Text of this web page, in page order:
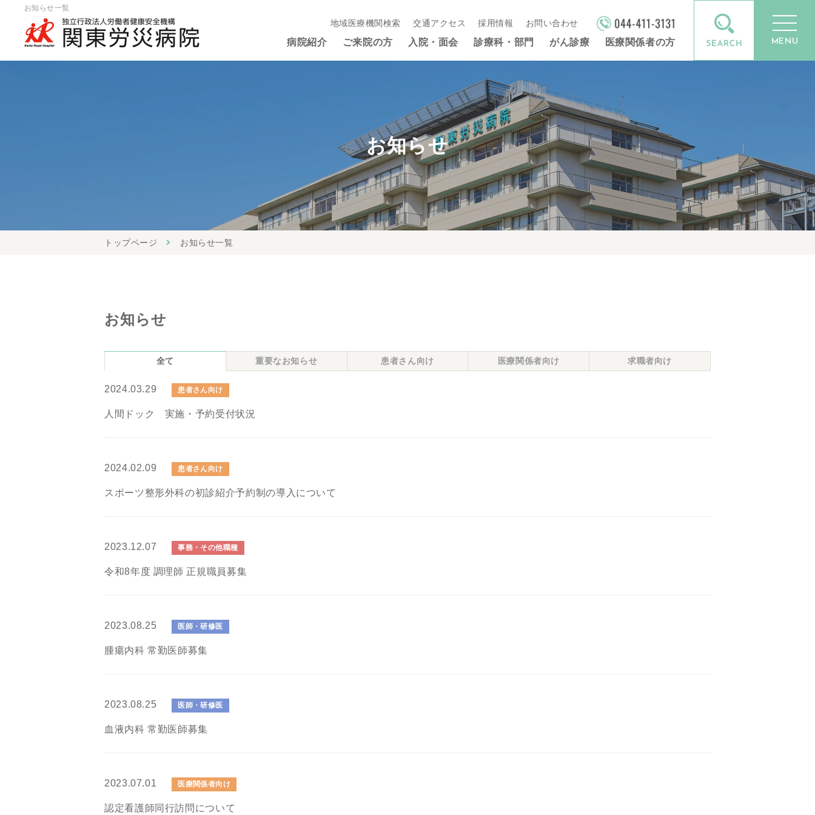
お知らせ一覧
地域医療機関検索 交通アクセス 採用情報 お問い合わせ
病院紹介 ご来院の方 入院・面会 診療科・部門 がん診療 医療関係者の方 MENU
お知らせ
トップページ お知らせ一覧
お知らせ
全て 重要なお知らせ 患者さん向け 医療関係者向け 求職者向け
2024.03.29 患者さん向け
人間ドック 実施・予約受付状況
2024.02.09 患者さん向け
スポーツ整形外科の初診紹介予約制の導入について
2023.12.07 事務・その他職種
令和8年度 調理師 正規職員募集
2023.08.25 医師・研修医
腫瘍内科 常勤医師募集
2023.08.25 医師・研修医
血液内科 常勤医師募集
2023.07.01 医療関係者向け
認定看護師同行訪問について